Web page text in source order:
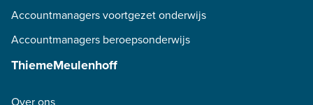
Accountmanagers voortgezet onderwijs
Accountmanagers beroepsonderwijs
ThiemeMeulenhoff